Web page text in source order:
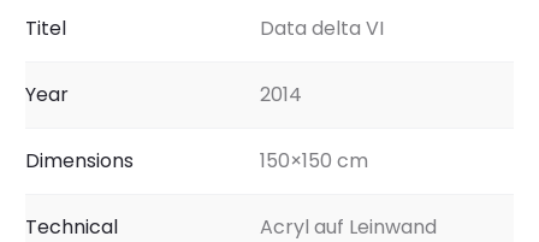
Titel Data delta VI
Year 2014
Dimensions 150×150 cm
Technical Acryl auf Leinwand